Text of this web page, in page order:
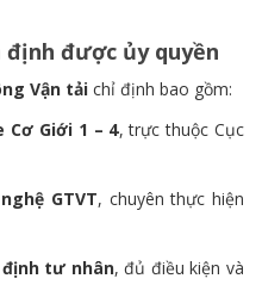
được ủy quyền
Vận tải chỉ định bao gồm:
Cơ Giới 1 – 4, trực thuộc Cục
GTVT, chuyên thực hiện
tư nhân, đủ điều kiện và